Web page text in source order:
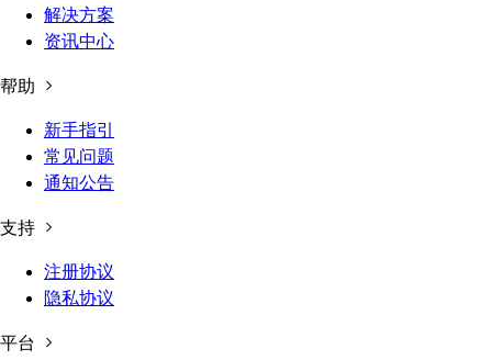
解决方案
资讯中心
帮助
新手指引
常见问题
通知公告
支持
注册协议
隐私协议
平台